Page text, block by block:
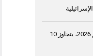
إنتاج القمح في مصر خلال موسم 2026، يتجاوز 10